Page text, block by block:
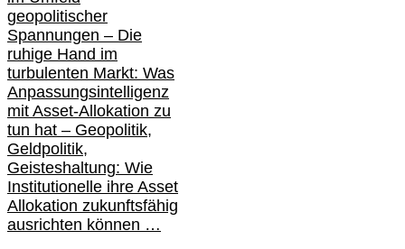
geopolitischer
Spannungen – Die
ruhige Hand im
turbulenten Markt: Was
Anpassungsintelligenz
mit Asset-Allokation zu
tun hat – Geopolitik,
Geldpolitik,
Geisteshaltung: Wie
Institutionelle ihre Asset
Allokation zukunftsfähig
ausrichten können …